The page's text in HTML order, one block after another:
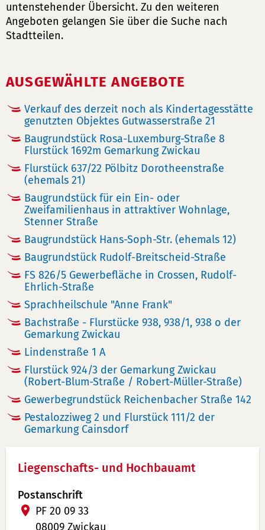
untenstehender Übersicht. Zu den weiteren
Angeboten gelangen Sie über die Suche nach
Stadtteilen.
AUSGEWÄHLTE ANGEBOTE
Verkauf des derzeit noch als Kindertagesstätte
genutzten Objektes Gutwasserstraße 21
Baugrundstück Rosa-Luxemburg-Straße 8
Flurstück 1692m Gemarkung Zwickau
Flurstück 637/22 Pölbitz Dorotheenstraße
(ehemals 21)
Baugrundstück für ein Ein- oder
Zweifamilienhaus in attraktiver Wohnlage,
Stenner Straße
Baugrundstück Hans-Soph-Str. (ehemals 12)
Baugrundstück Rudolf-Breitscheid-Straße
FS 826/5 Gewerbefläche in Crossen, Rudolf-
Ehrlich-Straße
Sprachheilschule "Anne Frank"
Bachstraße - Flurstücke 938, 938/1, 938 o der
Gemarkung Zwickau
Lindenstraße 1 A
Flurstück 924/3 der Gemarkung Zwickau
(Robert-Blum-Straße / Robert-Müller-Straße)
Gewerbegrundstück Reichenbacher Straße 142
Pestalozziweg 2 und Flurstück 111/2 der
Gemarkung Cainsdorf
Liegenschafts- und Hochbauamt
Postanschrift
PF 20 09 33
08009 Zwickau